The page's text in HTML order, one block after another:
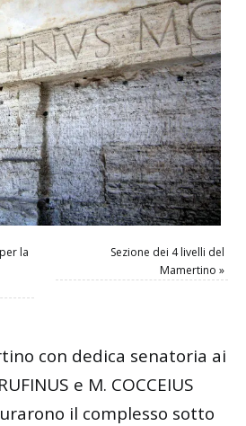
la
Sezione dei 4 livelli del
Mamertino »
con dedica senatoria ai
e M. COCCEIUS
il complesso sotto